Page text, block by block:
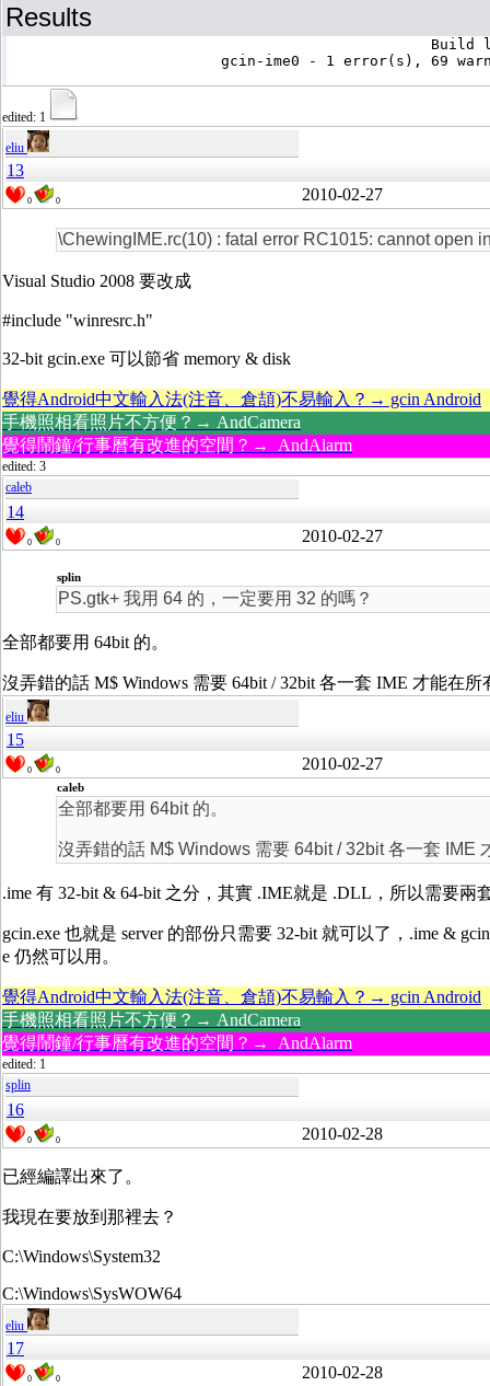
Results
edited: 1
eliu
13
0 0 2010-02-27
\ChewingIME.rc(10) : fatal error RC1015: cannot open
Visual Studio 2008 要改成
#include "winresrc.h"
32-bit gcin.exe 可以節省 memory & disk
覺得Android中文輸入法(注音、倉頡)不易輸入？→ gcin Android
手機照相看照片不方便？→ AndCamera
覺得鬧鐘/行事曆有改進的空間？→ AndAlarm
edited: 3
caleb
14
0 0 2010-02-27
splin
PS.gtk+ 我用 64 的，一定要用 32 的嗎？
全部都要用 64bit 的。
沒弄錯的話 M$ Windows 需要 64bit / 32bit 各一套 IME 才能在
eliu
15
0 0 2010-02-27
caleb
全部都要用 64bit 的。
沒弄錯的話 M$ Windows 需要 64bit / 32bit 各一套 IME
.ime 有 32-bit & 64-bit 之分，其實 .IME就是 .DLL，所以需要兩
gcin.exe 也就是 server 的部份只需要 32-bit 就可以了，.ime &
e 仍然可以用。
覺得Android中文輸入法(注音、倉頡)不易輸入？→ gcin Android
手機照相看照片不方便？→ AndCamera
覺得鬧鐘/行事曆有改進的空間？→ AndAlarm
edited: 1
splin
16
0 0 2010-02-28
已經編譯出來了。
我現在要放到那裡去？
C:\Windows\System32
C:\Windows\SysWOW64
eliu
17
0 0 2010-02-28